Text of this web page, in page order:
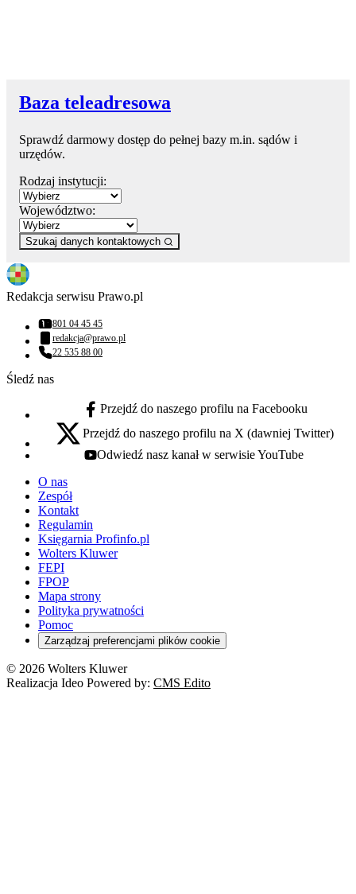
Baza teleadresowa
Sprawdź darmowy dostęp do pełnej bazy m.in. sądów i
urzędów.
Rodzaj instytucji:
Województwo:
Szukaj danych kontaktowych
Redakcja serwisu Prawo.pl
Numer telefonu:
801 04 45 45
Adres email:
redakcja@prawo.pl
Numer telefonu:
22 535 88 00
Śledź nas
facebook - otwiera się w nowej karcie
Przejdź do naszego profilu na Facebooku
x - otwiera się w nowej karcie
Przejdź do naszego profilu na X (dawniej Twitter)
youtube - otwiera się w nowej karcie
Odwiedź nasz kanał w serwisie YouTube
O nas
Zespół
Kontakt
Regulamin
Księgarnia Profinfo.pl
Wolters Kluwer
FEPI
FPOP
Mapa strony
Polityka prywatności
Pomoc
Zarządzaj preferencjami plików cookie
© 2026 Wolters Kluwer
Realizacja Ideo Powered by: CMS Edito